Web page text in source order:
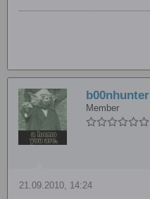
b00nhunter
Member
21.09.2010, 14:24